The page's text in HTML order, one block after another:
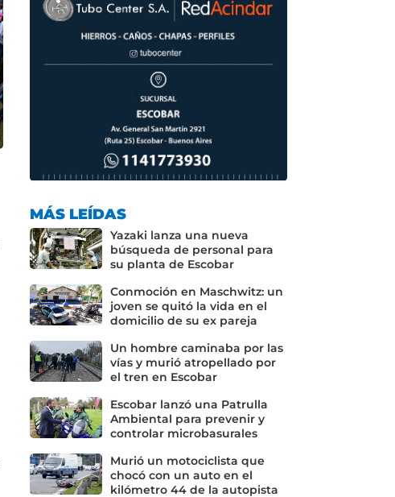
MÁS LEÍDAS
Yazaki lanza una nueva
búsqueda de personal para
su planta de Escobar
Conmoción en Maschwitz: un
joven se quitó la vida en el
domicilio de su ex pareja
Un hombre caminaba por las
vías y murió atropellado por
el tren en Escobar
Escobar lanzó una Patrulla
Ambiental para prevenir y
controlar microbasurales
Murió un motociclista que
chocó con un auto en el
kilómetro 44 de la autopista